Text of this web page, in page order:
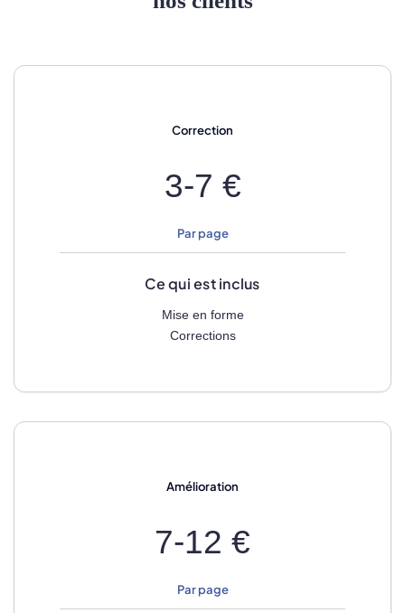
Correction
3-7 €
Par page
Ce qui est inclus
Mise en forme
Corrections
Amélioration
7-12 €
Par page